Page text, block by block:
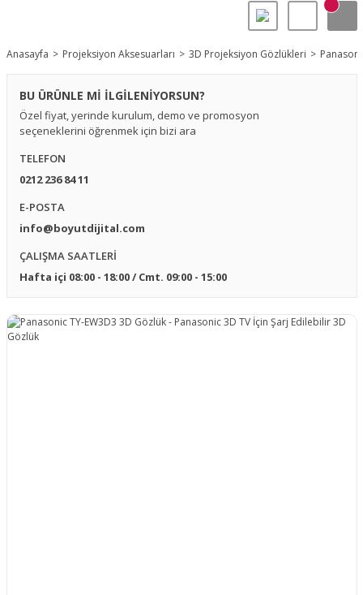
Anasayfa Projeksiyon Aksesuarları 3D Projeksiyon Gözlükleri
BU ÜRÜNLE Mİ İLGİLENİYORSUN?
Özel fiyat, yerinde kurulum, demo ve promosyon
seçeneklerini öğrenmek için bizi ara
TELEFON
0212 236 84 11
E-POSTA
info@boyutdijital.com
ÇALIŞMA SAATLERİ
Hafta içi 08:00 - 18:00 / Cmt. 09:00 - 15:00